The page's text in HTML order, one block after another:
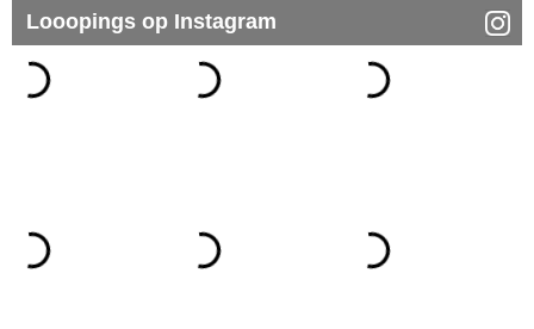
Looopings op Instagram